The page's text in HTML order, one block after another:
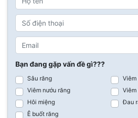
Bạn đang gặp vấn đề gì???
Sâu răng
Viêm
Viêm nướu răng
Viêm
Hôi miệng
Đau
Ê buốt răng